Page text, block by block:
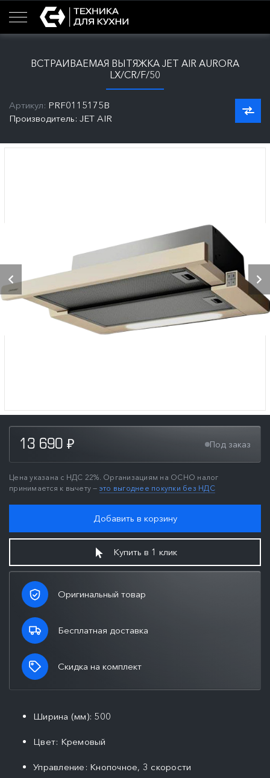
ВСТРАИВАЕМАЯ ВЫТЯЖКА JET AIR AURORA
LX/CR/F/50
Артикул: PRF0115175B
Производитель: JET AIR
13 690 ₽ Под заказ
Цена указана с НДС 22%. Организациям на ОСНО налог
принимается к вычету — это выгоднее покупки без НДС
Добавить в корзину
Купить в 1 клик
Оригинальный товар
Бесплатная доставка
Скидка на комплект
Ширина (мм): 500
Цвет: Кремовый
Управление: Кнопочное, 3 скорости